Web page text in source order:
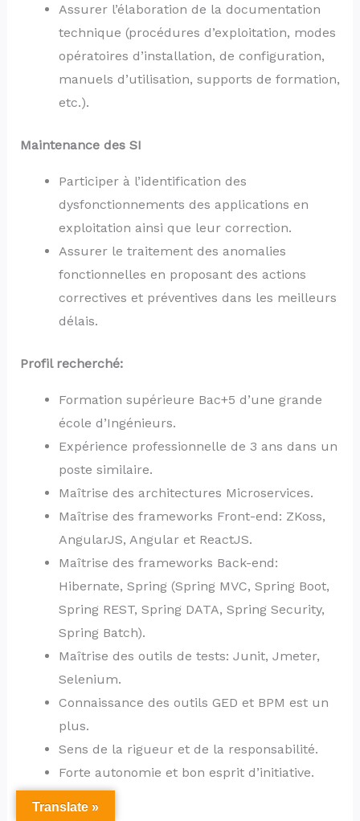
Assurer l’élaboration de la documentation
technique (procédures d’exploitation, modes
opératoires d’installation, de configuration,
manuels d’utilisation, supports de formation,
etc.).
Maintenance des SI
Participer à l’identification des
dysfonctionnements des applications en
exploitation ainsi que leur correction.
Assurer le traitement des anomalies
fonctionnelles en proposant des actions
correctives et préventives dans les meilleurs
délais.
Profil recherché:
Formation supérieure Bac+5 d’une grande
école d’Ingénieurs.
Expérience professionnelle de 3 ans dans un
poste similaire.
Maîtrise des architectures Microservices.
Maîtrise des frameworks Front-end: ZKoss,
AngularJS, Angular et ReactJS.
Maîtrise des frameworks Back-end:
Hibernate, Spring (Spring MVC, Spring Boot,
Spring REST, Spring DATA, Spring Security,
Spring Batch).
Maîtrise des outils de tests: Junit, Jmeter,
Selenium.
Connaissance des outils GED et BPM est un
plus.
Sens de la rigueur et de la responsabilité.
Forte autonomie et bon esprit d’initiative.
Postulez ici
Translate »